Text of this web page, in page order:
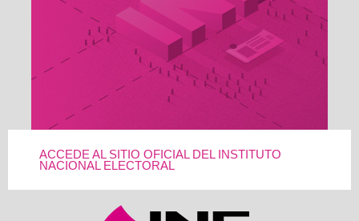
ACCEDE AL SITIO OFICIAL DEL INSTITUTO
NACIONAL ELECTORAL